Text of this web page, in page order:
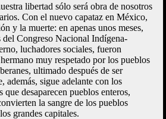
libertad sólo será obra de nosotros
Con el nuevo capataz en México,
y la muerte: en apenas unos meses,
del Congreso Nacional Indígena-
luchadores sociales, fueron
muy respetado por los pueblos
ultimado después de ser
además, sigue adelante con los
desaparecen pueblos enteros,
la sangre de los pueblos
grandes capitales.